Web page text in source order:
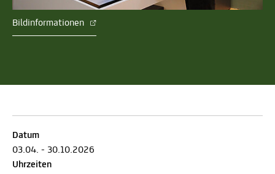
Bildinformationen
Datum
03.04. - 30.10.2026
Uhrzeiten